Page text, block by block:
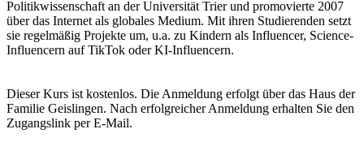
Politikwissenschaft an der Universität Trier und promovierte 2007
über das Internet als globales Medium. Mit ihren Studierenden setzt
sie regelmäßig Projekte um, u.a. zu Kindern als Influencer, Science-
Influencern auf TikTok oder KI-Influencern.
Dieser Kurs ist kostenlos. Die Anmeldung erfolgt über das Haus der
Familie Geislingen. Nach erfolgreicher Anmeldung erhalten Sie den
Zugangslink per E-Mail.